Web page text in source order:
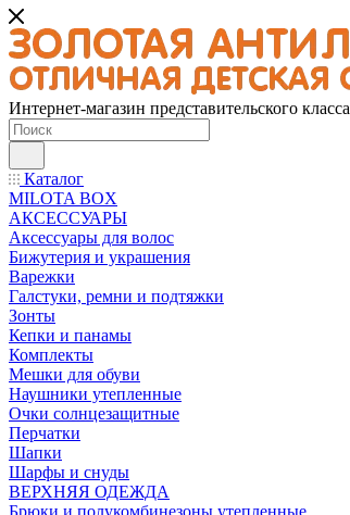
Интернет-магазин представительского класса
Каталог
MILOTA BOX
АКСЕССУАРЫ
Аксессуары для волос
Бижутерия и украшения
Варежки
Галстуки, ремни и подтяжки
Зонты
Кепки и панамы
Комплекты
Мешки для обуви
Наушники утепленные
Очки солнцезащитные
Перчатки
Шапки
Шарфы и снуды
ВЕРХНЯЯ ОДЕЖДА
Брюки и полукомбинезоны утепленные